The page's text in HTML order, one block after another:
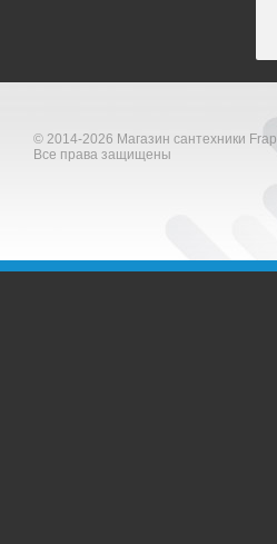
© 2014-2026 Магазин сантехники Frap
Все права защищены